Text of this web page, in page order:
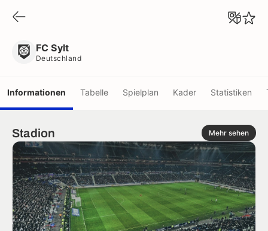
FC Sylt
Deutschland
Informationen Tabelle Spielplan Kader Statistiken
Stadion Mehr sehen